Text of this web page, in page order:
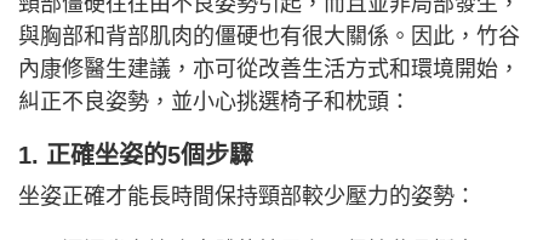
與胸部和背部肌肉的僵硬也有很大關係。因此，竹谷
內康修醫生建議，亦可從改善生活方式和環境開始，
糾正不良姿勢，並小心挑選椅子和枕頭：
1. 正確坐姿的5個步驟
坐姿正確才能長時間保持頸部較少壓力的姿勢：